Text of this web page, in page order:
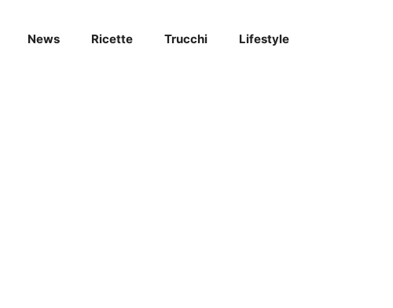
News Ricette Trucchi Lifestyle